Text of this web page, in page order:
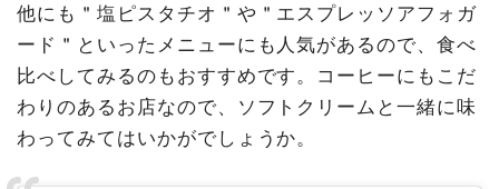
他にも＂塩ピスタチオ＂や＂エスプレッソアフォガ
ード＂といったメニューにも人気があるので、食べ
比べしてみるのもおすすめです。コーヒーにもこだ
わりのあるお店なので、ソフトクリームと一緒に味
わってみてはいかがでしょうか。